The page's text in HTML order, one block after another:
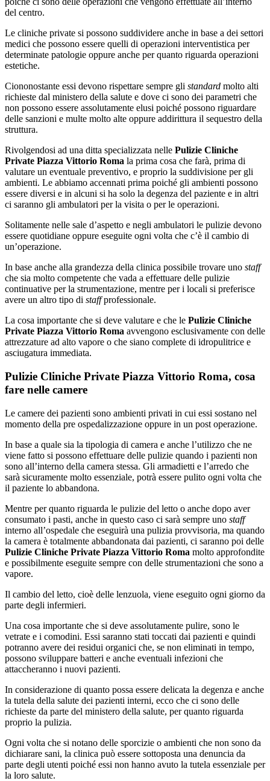
del centro.
Le cliniche private si possono suddividere anche in base a dei settori
medici che possono essere quelli di operazioni interventistica per
determinate patologie oppure anche per quanto riguarda operazioni
estetiche.
Ciononostante essi devono rispettare sempre gli standard molto alti
richieste dal ministero della salute e dove ci sono dei parametri che
non possono essere assolutamente elusi poiché possono riguardare
delle sanzioni e multe molto alte oppure addirittura il sequestro della
struttura.
Rivolgendosi ad una ditta specializzata nelle Pulizie Cliniche
Private Piazza Vittorio Roma la prima cosa che farà, prima di
valutare un eventuale preventivo, e proprio la suddivisione per gli
ambienti. Le abbiamo accennati prima poiché gli ambienti possono
essere diversi e in alcuni si ha solo la degenza del paziente e in altri
ci saranno gli ambulatori per la visita o per le operazioni.
Solitamente nelle sale d’aspetto e negli ambulatori le pulizie devono
essere quotidiane oppure eseguite ogni volta che c’è il cambio di
un’operazione.
In base anche alla grandezza della clinica possibile trovare uno staff
che sia molto competente che vada a effettuare delle pulizie
continuative per la strumentazione, mentre per i locali si preferisce
avere un altro tipo di staffprofessionale.
La cosa importante che si deve valutare e che le Pulizie Cliniche
Private Piazza Vittorio Roma avvengono esclusivamente con delle
attrezzature ad alto vapore o che siano complete di idropulitrice e
asciugatura immediata.
Pulizie Cliniche Private Piazza Vittorio Roma, cosa
fare nelle camere
Le camere dei pazienti sono ambienti privati in cui essi sostano nel
momento della pre ospedalizzazione oppure in un post operazione.
In base a quale sia la tipologia di camera e anche l’utilizzo che ne
viene fatto si possono effettuare delle pulizie quando i pazienti non
sono all’interno della camera stessa. Gli armadietti e l’arredo che
sarà sicuramente molto essenziale, potrà essere pulito ogni volta che
il paziente lo abbandona.
Mentre per quanto riguarda le pulizie del letto o anche dopo aver
consumato i pasti, anche in questo caso ci sarà sempre uno staff
interno all’ospedale che eseguirà una pulizia provvisoria, ma quando
la camera è totalmente abbandonata dai pazienti, ci saranno poi delle
Pulizie Cliniche Private Piazza Vittorio Roma molto approfondite
e possibilmente eseguite sempre con delle strumentazioni che sono a
vapore.
Il cambio del letto, cioè delle lenzuola, viene eseguito ogni giorno da
parte degli infermieri.
Una cosa importante che si deve assolutamente pulire, sono le
vetrate e i comodini. Essi saranno stati toccati dai pazienti e quindi
potranno avere dei residui organici che, se non eliminati in tempo,
possono sviluppare batteri e anche eventuali infezioni che
attaccheranno i nuovi pazienti.
In considerazione di quanto possa essere delicata la degenza e anche
la tutela della salute dei pazienti interni, ecco che ci sono delle
richieste da parte del ministero della salute, per quanto riguarda
proprio la pulizia.
Ogni volta che si notano delle sporcizie o ambienti che non sono da
dichiarare sani, la clinica può essere sottoposta una denuncia da
parte degli utenti poiché essi non hanno avuto la tutela essenziale per
la loro salute.